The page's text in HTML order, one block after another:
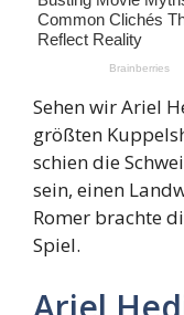
Sehen wir Ariel
größten
schien die
sein, einen
Romer brachte
Spiel.